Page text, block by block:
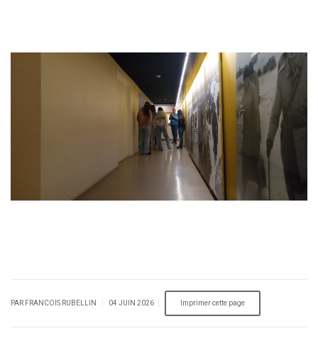
PAR FRANCOIS RUBELLIN 04 JUIN 2026